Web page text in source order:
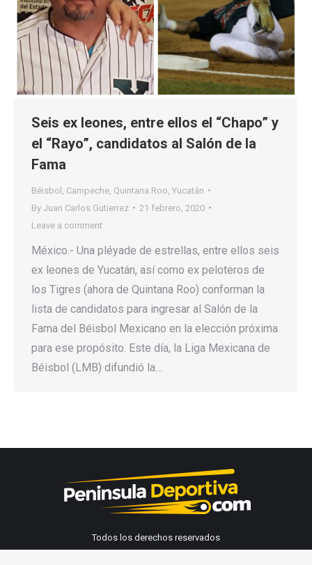
Seis ex leones, entre ellos el “Chapo” y
el “Rayo”, candidatos al Salón de la
Fama
Béisbol Campeche Quintana Roo Yucatán
By Juan Carlos Gutierrez
21 febrero, 2020
Leave a comment
México.- Una pléyade de estrellas, entre ellos seis
ex leones de Yucatán, así como ex peloteros de
los Tigres (ahora de Quintana Roo) conforman la
lista de candidatos para ingresar al Salón de la
Fama del Béisbol Mexicano en la elección próxima
para ese propósito. Este día, la Liga Mexicana de
Béisbol (LMB) difundió la…
Todos los derechos reservados